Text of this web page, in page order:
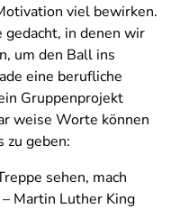
viel bewirken.
in denen wir
um den Ball ins
eine berufliche
Gruppenprojekt
weise Worte können
zu geben:
sehen, mach
Martin Luther King